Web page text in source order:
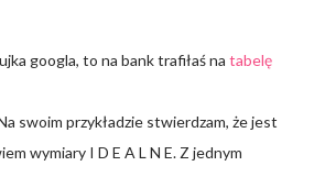
googla, to na bank trafiłaś na tabelę
swoim przykładzie stwierdzam, że jest
wymiary I D E A L N E. Z jednym